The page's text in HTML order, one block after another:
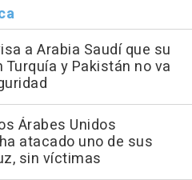
a Arabia Saudí que su
y Pakistán no va
Árabes Unidos
atacado uno de sus
sin víctimas